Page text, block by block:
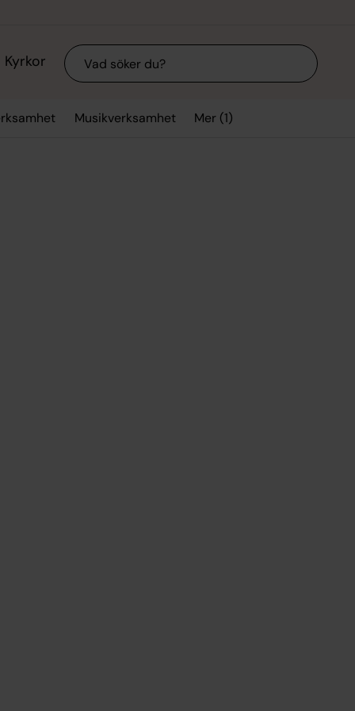
Kyrkor Sök
Musikverksamhet Mer (1)